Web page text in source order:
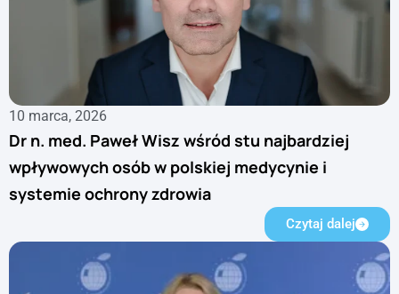
10 marca, 2026
Dr n. med. Paweł Wisz wśród stu najbardziej
wpływowych osób w polskiej medycynie i
systemie ochrony zdrowia
Czytaj dalej